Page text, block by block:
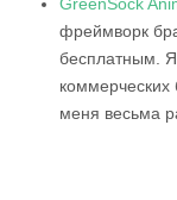
фреймворк
бесплатным. Я
коммерческих
меня весьма